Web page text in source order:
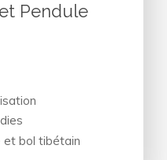
Pendule
et bol tibétain